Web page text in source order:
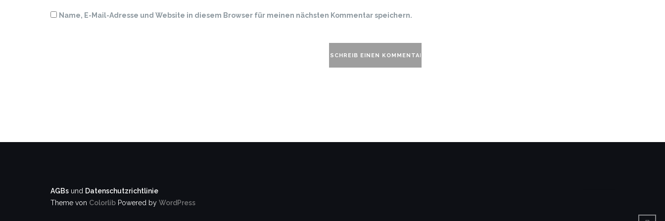
Name, E-Mail-Adresse und Website in diesem Browser für meinen nächsten Kommentar speichern.
AGBs und Datenschutzrichtlinie
Theme von Colorlib Powered by WordPress